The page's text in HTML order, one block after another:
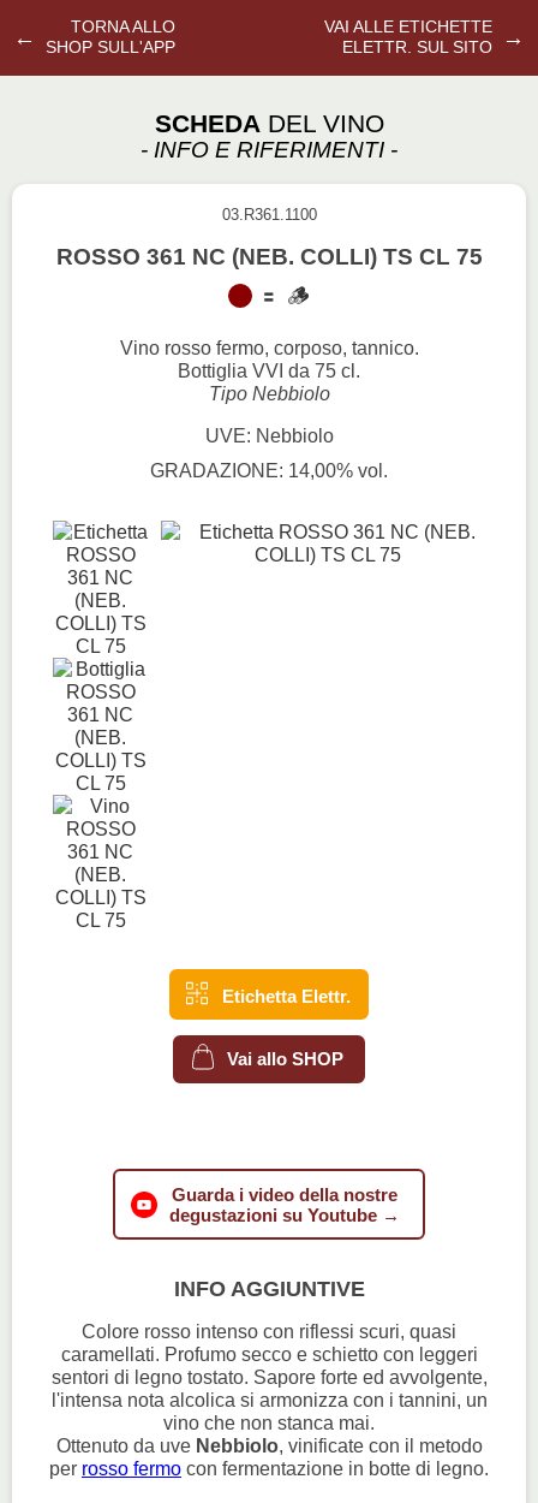
←
TORNA ALLO
SHOP SULL'APP
VAI ALLE ETICHETTE
ELETTR. SUL SITO
→
SCHEDA DEL VINO
- INFO E RIFERIMENTI -
03.R361.1100
ROSSO 361 NC (NEB. COLLI) TS CL 75
Vino rosso fermo, corposo, tannico.
Bottiglia VVI da 75 cl.
Tipo Nebbiolo
UVE: Nebbiolo
GRADAZIONE: 14,00% vol.
Etichetta Elettr.
Vai allo SHOP
Guarda i video della nostre
degustazioni su Youtube →
INFO AGGIUNTIVE
Colore rosso intenso con riflessi scuri, quasi
caramellati. Profumo secco e schietto con leggeri
sentori di legno tostato. Sapore forte ed avvolgente,
l'intensa nota alcolica si armonizza con i tannini, un
vino che non stanca mai.
Ottenuto da uve Nebbiolo, vinificate con il metodo
per rosso fermo con fermentazione in botte di legno.